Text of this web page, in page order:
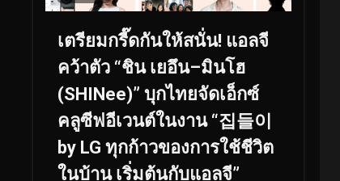
เตรียมกรี๊ดกันให้สนั่น! แอลจี
คว้าตัว “ชิน เยอึน–มินโฮ
(SHINee)” บุกไทยจัดเอ็กซ์
คลูซีฟอีเวนต์ในงาน “집들이
by LG ทุกก้าวของการใช้ชีวิต
ในบ้าน เริ่มต้นกับแอลจี”